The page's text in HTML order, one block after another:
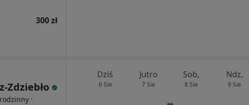
300 zł
Zdziebło
·
Dziś
6 Sie
Jutro
7 Sie
Sob,
8 Sie
Ndz,
9 Sie